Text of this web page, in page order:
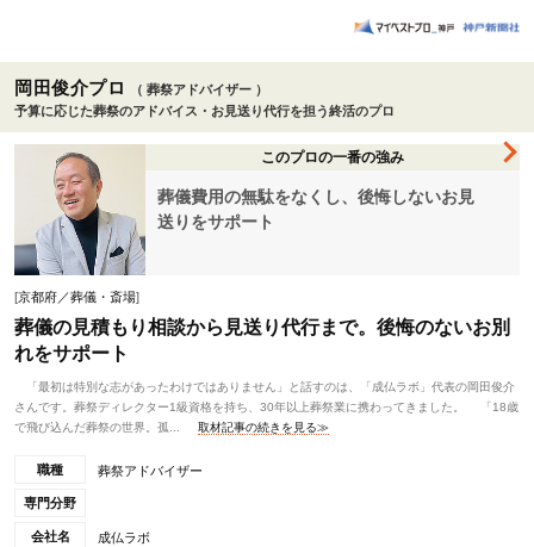
岡田俊介プロ
（ 葬祭アドバイザー ）
予算に応じた葬祭のアドバイス・お見送り代行を担う終活のプロ
このプロの一番の強み
葬儀費用の無駄をなくし、後悔しないお見
送りをサポート
[京都府／葬儀・斎場]
葬儀の見積もり相談から見送り代行まで。後悔のないお別
れをサポート
「最初は特別な志があったわけではありません」と話すのは、「成仏ラボ」代表の岡田俊介
さんです。葬祭ディレクター1級資格を持ち、30年以上葬祭業に携わってきました。 「18歳
で飛び込んだ葬祭の世界。孤...
取材記事の続きを見る≫
職種 葬祭アドバイザー
専門分野
会社名 成仏ラボ